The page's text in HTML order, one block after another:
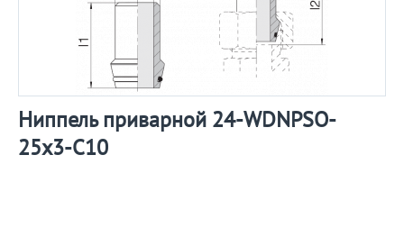
Ниппель приварной 24-WDNPSO-
25x3-C10